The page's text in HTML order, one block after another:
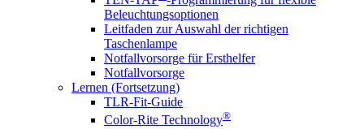
Beleuchtungsoptionen
Leitfaden zur Auswahl der richtigen
Taschenlampe
Notfallvorsorge für Ersthelfer
Notfallvorsorge
Lernen (Fortsetzung)
TLR-Fit-Guide
Color-Rite Technology®